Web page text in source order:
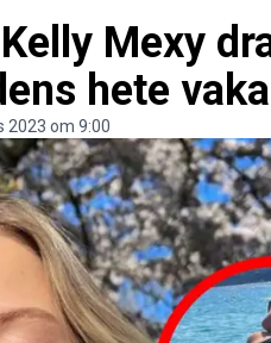
Mexy
hete
2023 om 9:00